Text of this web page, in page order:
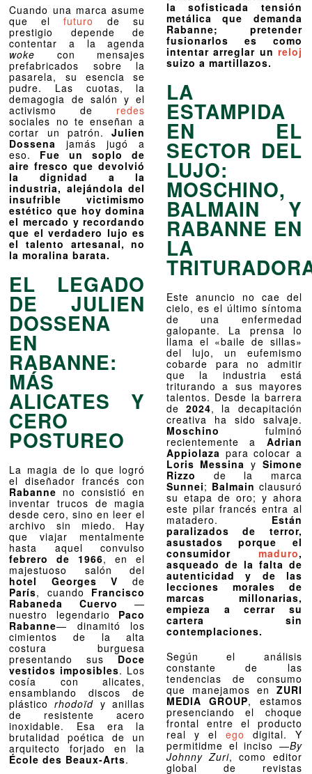
Cuando una marca asume
que elfuturo
de su
prestigio depende de
contentar a la agenda
woke con mensajes
prefabricados sobre la
pasarela, su esencia se
pudre. Las cuotas, la
demagogia de salón y el
activismo de redes
sociales no te enseñan a
cortar un patrón.Julien
Dossena
jamás jugó a
eso. Fue un soplo de
aire fresco que devolvió
la dignidad a la
industria, alejándola del
insufrible victimismo
estético que hoy domina
el mercado y recordando
que el verdadero lujo es
el talento artesanal, no
la moralina barata.
EL LEGADO
DE JULIEN
DOSSENA
EN
RABANNE:
MÁS
ALICATES Y
CERO
POSTUREO
La magia de lo que logró
el diseñador francés con
Rabanne no consistió en
inventar trucos de magia
desde cero, sino en leer el
archivo sin miedo. Hay
que viajar mentalmente
hasta aquel convulso
febrero de 1966, en el
majestuoso salón del
hotel Georges V de
París, cuando Francisco
Rabaneda Cuervo
—
nuestro legendario Paco
Rabanne— dinamitó los
cimientos de la alta
costura burguesa
presentando susDoce
vestidos imposibles. Los
cosía con alicates,
ensamblando discos de
plásticorhodoïd y anillas
de resistente acero
inoxidable. Esa era la
brutalidad poética de un
arquitecto forjado en la
École des Beaux-Arts.
la sofisticada tensión
metálica que demanda
Rabanne; pretender
fusionarlos es como
intentar arreglar un reloj
suizo a martillazos.
LA
ESTAMPIDA
EN EL
SECTOR DEL
LUJO:
MOSCHINO,
BALMAIN Y
RABANNE EN
LA
Este anuncio no cae del
cielo, es el último síntoma
de una enfermedad
galopante. La prensa lo
llama el «baile de sillas»
del lujo, un eufemismo
cobarde para no admitir
que la industria está
triturando a sus mayores
talentos. Desde la barrera
de 2024, la decapitación
creativa ha sido salvaje.
Moschino fulminó
recientemente a Adrian
Appiolaza para colocar a
Loris Messina y Simone
Rizzo de la marca
Sunnei; Balmain clausuró
su etapa de oro; y ahora
este pilar francés entra al
matadero. Están
paralizados de terror,
asustados porque el
consumidor maduro,
asqueado de la falta de
autenticidad y de las
lecciones morales de
marcas millonarias,
empieza a cerrar su
cartera sin
contemplaciones.
Según el análisis
constante de las
tendencias de consumo
que manejamos en ZURI
MEDIA GROUP, estamos
presenciando el choque
frontal entre el producto
real y el ego digital. Y
permitidme el inciso —By
Johnny Zuri, como editor
global de revistas